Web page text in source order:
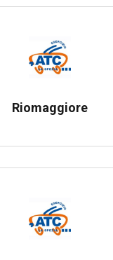
Riomaggiore